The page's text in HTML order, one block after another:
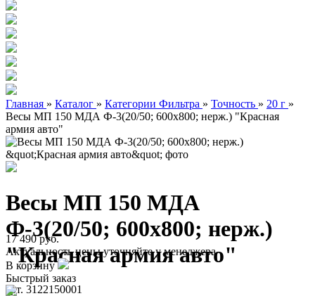
Главная » Каталог » Категории Фильтра » Точность » 20 г »
Весы МП 150 МДА Ф-3(20/50; 600х800; нерж.) "Красная
армия авто"
Весы МП 150 МДА
Ф-3(20/50; 600х800; нерж.)
"Красная армия авто"
арт. 3122150001
17 490 руб.
Актуальность цены уточняйте у менеджера
В корзину
Быстрый заказ